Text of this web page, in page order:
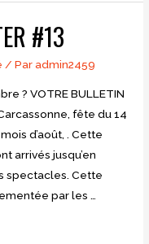
#13
/ Paradmin2459
? VOTRE BULLETIN
fête du 14
d’août, . Cette
arrivés jusqu’en
spectacles. Cette
par les …